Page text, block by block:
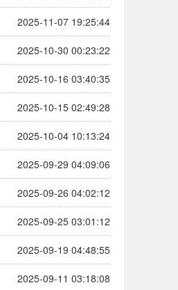
2025-11-07 19:25:44
2025-10-30 00:23:22
2025-10-16 03:40:35
2025-10-15 02:49:28
2025-10-04 10:13:24
2025-09-29 04:09:06
2025-09-26 04:02:12
2025-09-25 03:01:12
2025-09-19 04:48:55
2025-09-11 03:18:08